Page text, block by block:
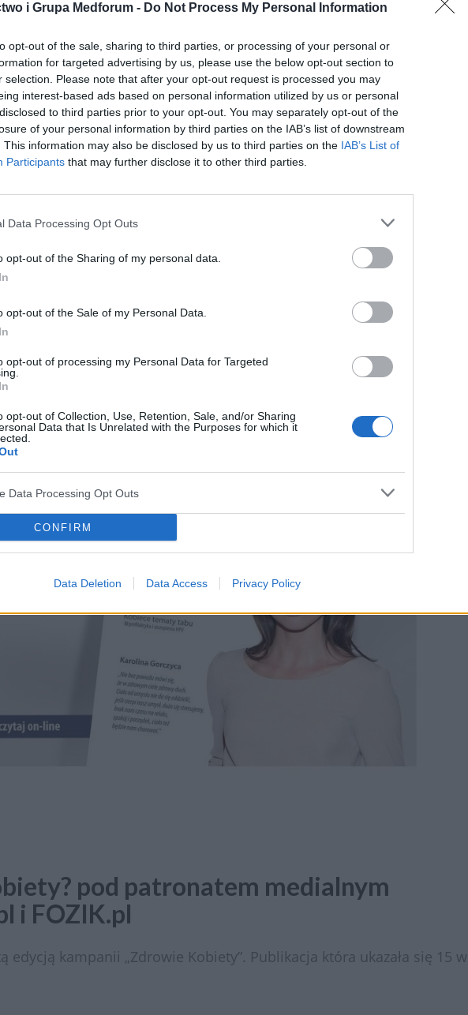
i Grupa Medforum - Do Not Process My Personal Information
opt-out of the sale, sharing to third parties, or processing of your personal or
for targeted advertising by us, please use the below opt-out section to
selection. Please note that after your opt-out request is processed you may
interest-based ads based on personal information utilized by us or personal
to third parties prior to your opt-out. You may separately opt-out of the
of your personal information by third parties on the IAB’s list of downstream
This information may also be disclosed by us to third parties on the IAB’s List of
Participants that may further disclose it to other third parties.
Data Processing Opt Outs
opt-out of the Sharing of my personal data.
opt-out of the Sale of my Personal Data.
opt-out of processing my Personal Data for Targeted
opt-out of Collection, Use, Retention, Sale, and/or Sharing
Data that Is Unrelated with the Purposes for which it
Data Processing Opt Outs
CONFIRM
Data Deletion Data Access Privacy Policy
prasowo-internetowa
internetowa „Kobiece zdrowie w centrum uwagi”. Jej
powstał przy wsparciu merytorycznym wielu cenionych
pod patronatem medialnym
i FOZIK.pl
edycją kampanii „Zdrowie Kobiety”. Publikacja która ukazała się 15